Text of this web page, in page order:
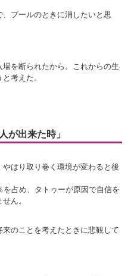
プールのときに消したいと思
を断られたから。これからの生
考えた。
出来た時」
はり取り巻く環境が変わると後
占め、タトゥーが原因で自信を
ん。
のことを考えたときに悲観して